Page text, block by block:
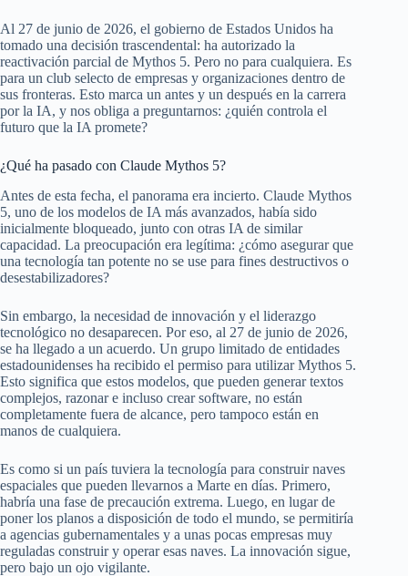
Al 27 de junio de 2026, el gobierno de Estados Unidos ha
tomado una decisión trascendental: ha autorizado la
reactivación parcial de Mythos 5. Pero no para cualquiera. Es
para un club selecto de empresas y organizaciones dentro de
sus fronteras. Esto marca un antes y un después en la carrera
por la IA, y nos obliga a preguntarnos: ¿quién controla el
futuro que la IA promete?
¿Qué ha pasado con Claude Mythos 5?
Antes de esta fecha, el panorama era incierto. Claude Mythos
5, uno de los modelos de IA más avanzados, había sido
inicialmente bloqueado, junto con otras IA de similar
capacidad. La preocupación era legítima: ¿cómo asegurar que
una tecnología tan potente no se use para fines destructivos o
desestabilizadores?
Sin embargo, la necesidad de innovación y el liderazgo
tecnológico no desaparecen. Por eso, al 27 de junio de 2026,
se ha llegado a un acuerdo. Un grupo limitado de entidades
estadounidenses ha recibido el permiso para utilizar Mythos 5.
Esto significa que estos modelos, que pueden generar textos
complejos, razonar e incluso crear software, no están
completamente fuera de alcance, pero tampoco están en
manos de cualquiera.
Es como si un país tuviera la tecnología para construir naves
espaciales que pueden llevarnos a Marte en días. Primero,
habría una fase de precaución extrema. Luego, en lugar de
poner los planos a disposición de todo el mundo, se permitiría
a agencias gubernamentales y a unas pocas empresas muy
reguladas construir y operar esas naves. La innovación sigue,
pero bajo un ojo vigilante.